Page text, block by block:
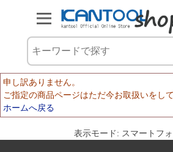
申し訳ありません。
ご指定の商品ページはただ今お取扱いをし
ホームへ戻る
表示モード: スマートフ